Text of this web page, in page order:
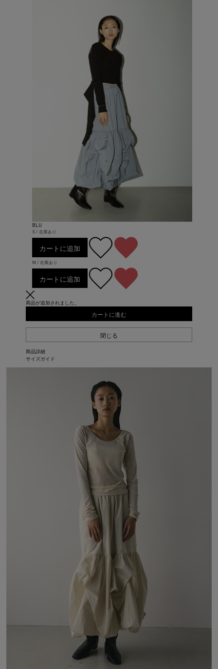
BLU
S / 在庫あり
カートに追加
M / 在庫あり
カートに追加
商品が追加されました。
カートに進む
閉じる
商品詳細
サイズガイド